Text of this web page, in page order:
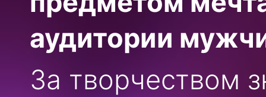
аудитории
За творчеством